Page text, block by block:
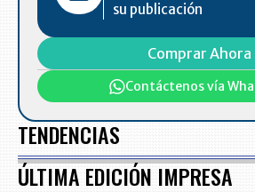
su publicación
Comprar Ahora
Contáctenos vía
TENDENCIAS
ÚLTIMA EDICIÓN IMPRESA